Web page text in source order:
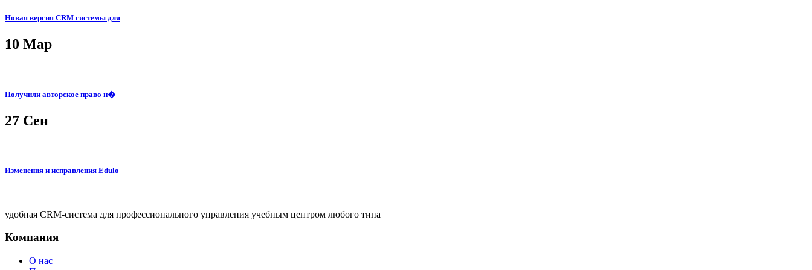
Новая версия CRM системы для
10 Мар
Получили авторское право н�
27 Сен
Изменения и исправления Edulo
удобная CRM-система для профессионального управления учебным центром любого типа
Компания
О нас